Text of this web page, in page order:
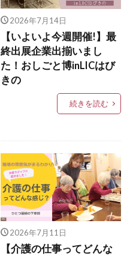
2026年7月14日
【いよいよ今週開催!】最
終出展企業出揃いまし
た！おしごと博inLICはび
きの
続きを読む
2026年7月11日
【介護の仕事ってどんな